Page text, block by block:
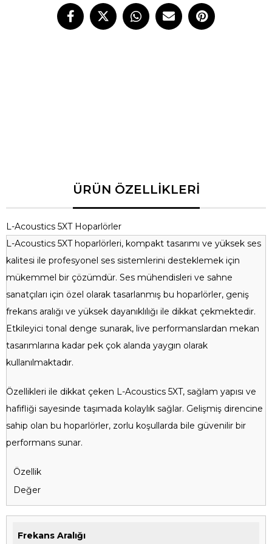
120 dB
Amplifikatör Gücü
200 W RMS
L-Acoustics 5XT Hoparlörler
L-Acoustics 5XT hoparlörleri, kompakt tasarımı ve yüksek ses
kalitesi ile profesyonel ses sistemlerini desteklemek için
mükemmel bir çözümdür. Ses mühendisleri ve sahne
sanatçıları için özel olarak tasarlanmış bu hoparlörler, geniş
frekans aralığı ve yüksek dayanıklılığı ile dikkat çekmektedir.
Etkileyici tonal denge sunarak, live performanslardan mekan
tasarımlarına kadar pek çok alanda yaygın olarak
kullanılmaktadır.
Özellikleri ile dikkat çeken L-Acoustics 5XT, sağlam yapısı ve
hafifliği sayesinde taşımada kolaylık sağlar. Gelişmiş direncine
sahip olan bu hoparlörler, zorlu koşullarda bile güvenilir bir
performans sunar.
Özellik
Değer
Frekans Aralığı